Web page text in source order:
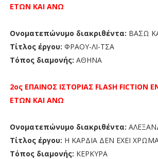
ΕΤΩΝ ΚΑΙ ΑΝΩ
Ονοματεπώνυμο διακριθέντα: ΒΑΣΩ
Τίτλος έργου: ΦΡΑΟΥ-ΛΙ-ΤΣΑ
Τόπος διαμονής: ΑΘΗΝΑ
2ος ΕΠΑΙΝΟΣ ΙΣΤΟΡΙΑΣ FLASH FICTION
ΕΤΩΝ ΚΑΙ ΑΝΩ
Ονοματεπώνυμο διακριθέντα:
Τίτλος έργου: Η ΚΑΡΔΙΑ ΔΕΝ ΕΧΕΙ
Τόπος διαμονής: ΚΕΡΚΥΡΑ